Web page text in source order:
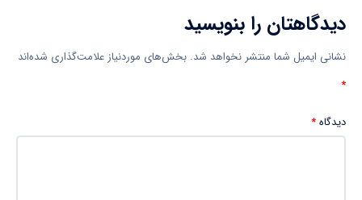
دیدگاهتان را بنویسید
نشانی ایمیل شما منتشر نخواهد شد. بخش‌های موردنیاز علامت‌گذاری شده‌اند
*
دیدگاه*